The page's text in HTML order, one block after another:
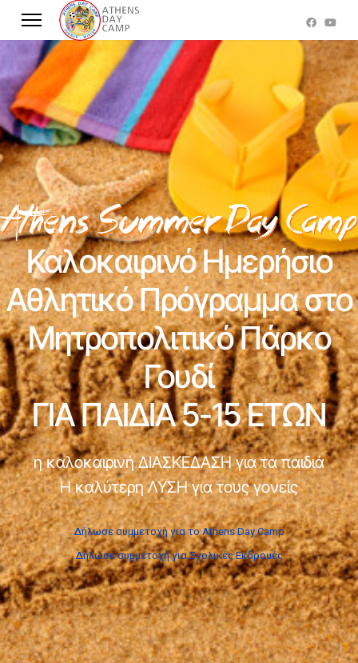
Καλοκαιρινό Ημερήσιο
Αθλητικό Πρόγραμμα στο
Μητροπολιτικό Πάρκο
Γουδί
ΓΙΑ ΠΑΙΔΙΑ 5-15 ΕΤΩΝ
η καλοκαιρινή ΔΙΑΣΚΕΔΑΣΗ για τα παιδιά
Η καλύτερη ΛΥΣΗ για τους γονείς
Δήλωσε συμμετοχή για το Athens Day Camp
Δήλωσε συμμετοχή για Σχολικές Εκδρομές